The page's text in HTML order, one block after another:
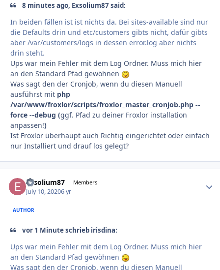
8 minutes ago, Exsolium87 said:
In beiden fällen ist ist nichts da. Bei sites-available sind nur
die Defaults drin und etc/customers gibts nicht, dafür gibts
aber /var/customers/logs in dessen error.log aber nichts
drin steht.
Ups war mein Fehler mit dem Log Ordner. Muss mich hier
an den Standard Pfad gewöhnen
Was sagt den der Cronjob, wenn du diesen Manuell
ausführst mit php
/var/www/froxlor/scripts/froxlor_master_cronjob.php --
force --debug (ggf. Pfad zu deiner Froxlor installation
anpassen!)
Ist Froxlor überhaupt auch Richtig eingerichtet oder einfach
nur Installiert und drauf los gelegt?
Exsolium87 Members
July 10, 20206 yr
AUTHOR
vor 1 Minute schrieb irisdina:
Ups war mein Fehler mit dem Log Ordner. Muss mich hier
an den Standard Pfad gewöhnen
Was sagt den der Cronjob, wenn du diesen Manuell